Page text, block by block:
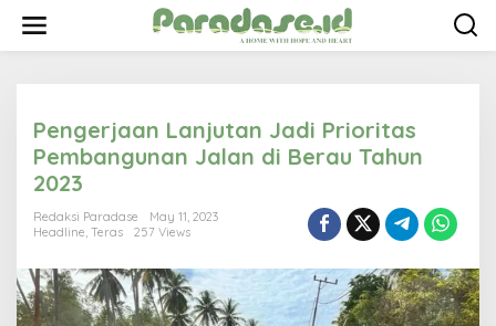
i
Pengerjaan Lanjutan Jadi Prioritas
Pembangunan Jalan di Berau Tahun
2023
Redaksi Paradase
May 11, 2023
Headline, Teras 257 Views